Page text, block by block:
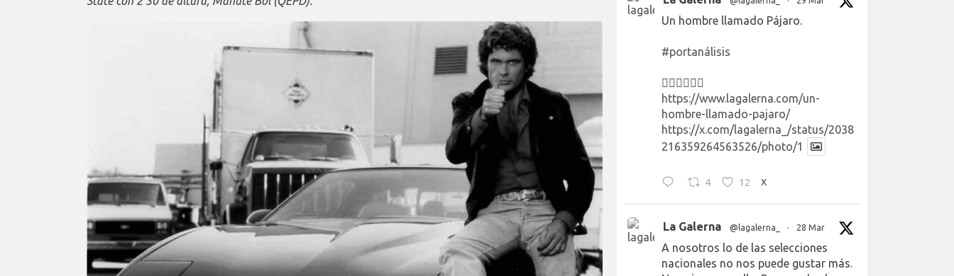
Un hombre llamado Pájaro.
#portanálisis
👉🏻👉🏻👉🏻
https://www.lagalerna.com/un-
hombre-llamado-pajaro/
https://x.com/lagalerna_/status/2038
216359264563526/photo/1
4 12 X
La Galerna @lagalerna_ · 28 Mar
A nosotros lo de las selecciones
nacionales no nos puede gustar más.